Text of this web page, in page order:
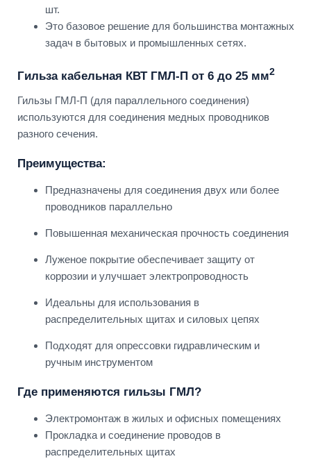
шт.
Это базовое решение для большинства монтажных
задач в бытовых и промышленных сетях.
Гильза кабельная КВТ ГМЛ-П от 6 до 25 мм2
Гильзы ГМЛ-П (для параллельного соединения)
используются для соединения медных проводников
разного сечения.
Преимущества:
Предназначены для соединения двух или более
проводников параллельно
Повышенная механическая прочность соединения
Луженое покрытие обеспечивает защиту от
коррозии и улучшает электропроводность
Идеальны для использования в
распределительных щитах и силовых цепях
Подходят для опрессовки гидравлическим и
ручным инструментом
Где применяются гильзы ГМЛ?
Электромонтаж в жилых и офисных помещениях
Прокладка и соединение проводов в
распределительных щитах